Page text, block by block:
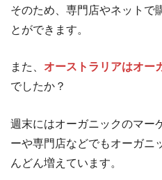
そのため、専門店やネットで
とができます。
また、 オーストラリアはオー
でしたか？
週末にはオーガニックのマー
ーや専門店などでもオーガニ
んどん増えています。